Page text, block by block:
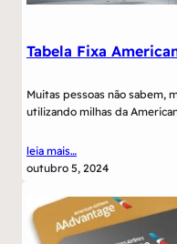
Tabela Fixa
Muitas pessoas não sabem,
utilizando milhas da
leia mais…
outubro 5, 2024